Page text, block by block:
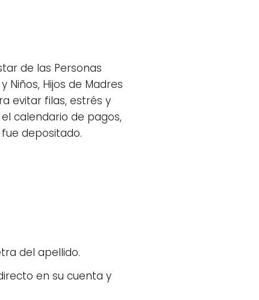
de las Personas
Niños, Hijos de Madres
evitar filas, estrés y
calendario de pagos,
depositado.
del apellido.
en su cuenta y